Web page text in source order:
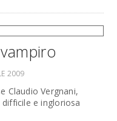
2009
Claudio Vergnani,
e ingloriosa